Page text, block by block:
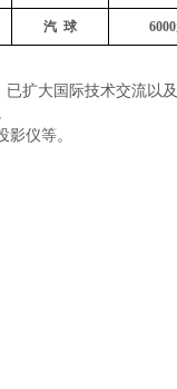
汽 球 6000
扩大国际技术交流以
仪等。